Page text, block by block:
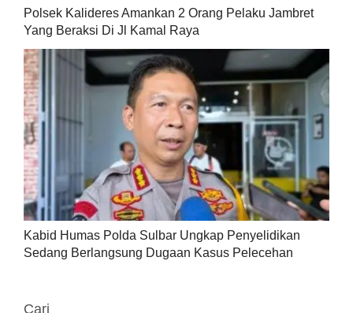
Polsek Kalideres Amankan 2 Orang Pelaku Jambret
Yang Beraksi Di Jl Kamal Raya
Kabid Humas Polda Sulbar Ungkap Penyelidikan
Sedang Berlangsung Dugaan Kasus Pelecehan
Cari